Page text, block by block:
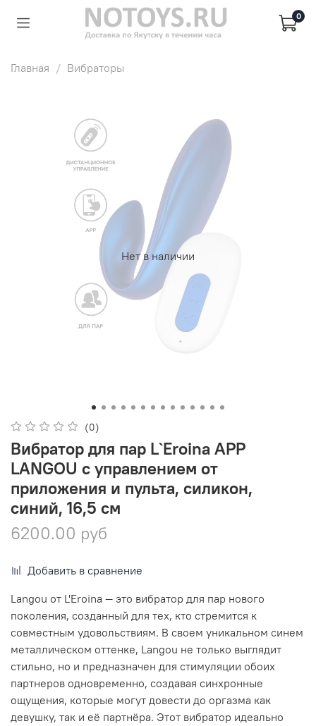
0
Главная Вибраторы
Нет в наличии
(0)
Вибратор для пар L`Eroina APP
LANGOU с управлением от
приложения и пульта, силикон,
синий, 16,5 см
6200.00 руб
Добавить в сравнение
Langou от L'Eroina — это вибратор для пар нового
поколения, созданный для тех, кто стремится к
совместным удовольствиям. В своем уникальном синем
металлическом оттенке, Langou не только выглядит
стильно, но и предназначен для стимуляции обоих
партнеров одновременно, создавая синхронные
ощущения, которые могут довести до оргазма как
девушку, так и её партнёра. Этот вибратор идеально